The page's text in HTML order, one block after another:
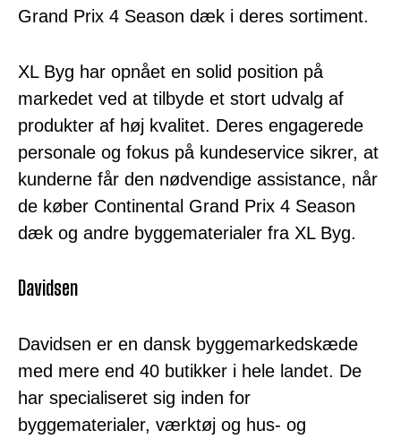
Grand Prix 4 Season dæk i deres sortiment.
XL Byg har opnået en solid position på
markedet ved at tilbyde et stort udvalg af
produkter af høj kvalitet. Deres engagerede
personale og fokus på kundeservice sikrer, at
kunderne får den nødvendige assistance, når
de køber Continental Grand Prix 4 Season
dæk og andre byggematerialer fra XL Byg.
Davidsen
Davidsen er en dansk byggemarkedskæde
med mere end 40 butikker i hele landet. De
har specialiseret sig inden for
byggematerialer, værktøj og hus- og